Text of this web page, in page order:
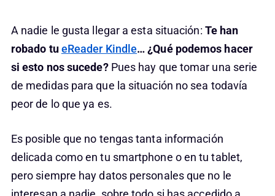
A nadie le gusta llegar a esta situación: Te han
robado tueReader Kindle… ¿Qué podemos hacer
si esto nos sucede?Pues hay que tomar una serie
de medidas para que la situación no sea todavía
peor de lo que ya es.
Es posible que no tengas tanta información
delicada como en tu smartphone o en tu tablet,
pero siempre hay datos personales que no le